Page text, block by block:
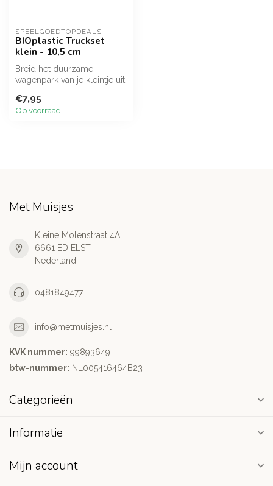
SPEELGOEDTOPDEALS
BIOplastic Truckset
klein - 10,5 cm
Breid het duurzame
wagenpark van je kleintje uit
Met...
€7,95
Op voorraad
Met Muisjes
Kleine Molenstraat 4A
6661 ED ELST
Nederland
0481849477
info@metmuisjes.nl
KVK nummer: 99893649
btw-nummer: NL005416464B23
Categorieën
Informatie
Mijn account